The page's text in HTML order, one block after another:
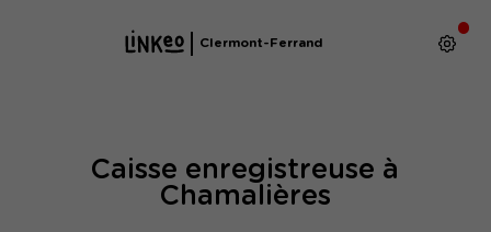
Clermont-Ferrand
Caisse enregistreuse à
Chamalières